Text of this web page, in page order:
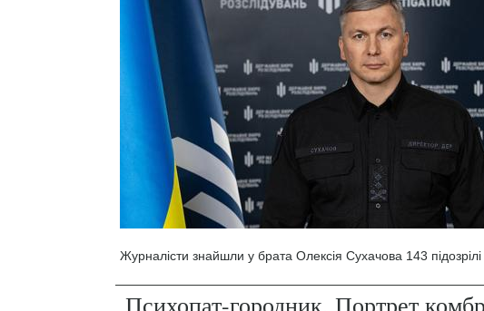
Журналісти знайшли у брата Олексія Сухачова 143
Психопат-городник. Портрет